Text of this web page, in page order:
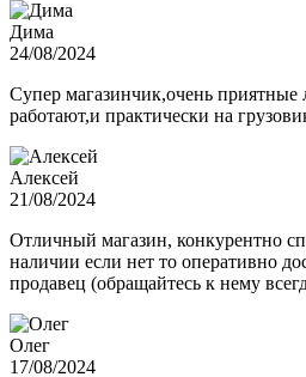
Дима
24/08/2024
Супер магазинчик,очень
работают,и практически на
Алексей
21/08/2024
Отличный магазин, конкурентно
наличии если нет то оперативно
продавец (обращайтесь к нему
Олег
17/08/2024